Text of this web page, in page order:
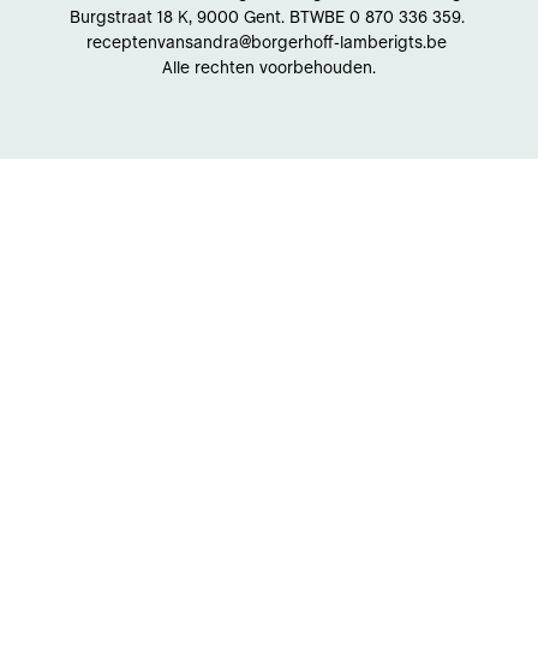
Burgstraat 18 K, 9000 Gent. BTWBE 0 870 336 359.
receptenvansandra@borgerhoff-lamberigts.be
Alle rechten voorbehouden.